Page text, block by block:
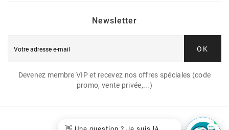
Newsletter
OK
Devenez membre VIP et recevez nos offres spéciales (code
promo, vente privée,...)